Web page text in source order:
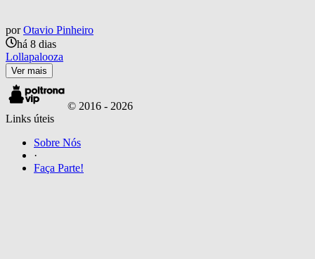
por Otavio Pinheiro
há 8 dias
Lollapalooza
Ver mais
© 2016 - 2026
Links úteis
Sobre Nós
·
Faça Parte!